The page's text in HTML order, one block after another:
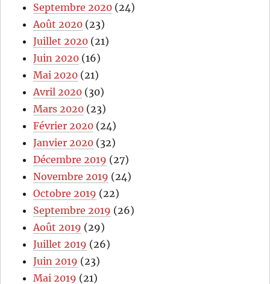
Septembre 2020 (24)
Août 2020 (23)
Juillet 2020 (21)
Juin 2020 (16)
Mai 2020 (21)
Avril 2020 (30)
Mars 2020 (23)
Février 2020 (24)
Janvier 2020 (32)
Décembre 2019 (27)
Novembre 2019 (24)
Octobre 2019 (22)
Septembre 2019 (26)
Août 2019 (29)
Juillet 2019 (26)
Juin 2019 (23)
Mai 2019 (21)